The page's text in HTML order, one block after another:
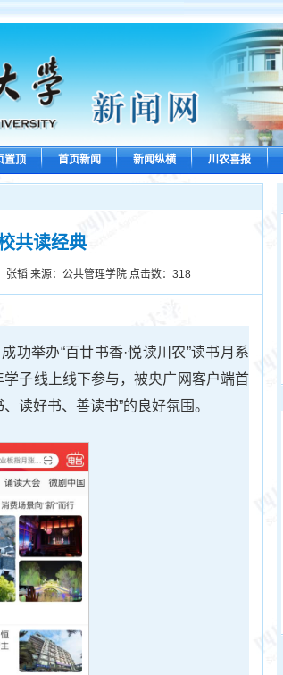
置顶 首页新闻 新闻纵横 川农喜报
共读经典
韬 来源：公共管理学院 点击数： 318
功举办“百廿书香·悦读川农”读书月系
子线上线下参与，被央广网客户端首
读好书、善读书”的良好氛围。